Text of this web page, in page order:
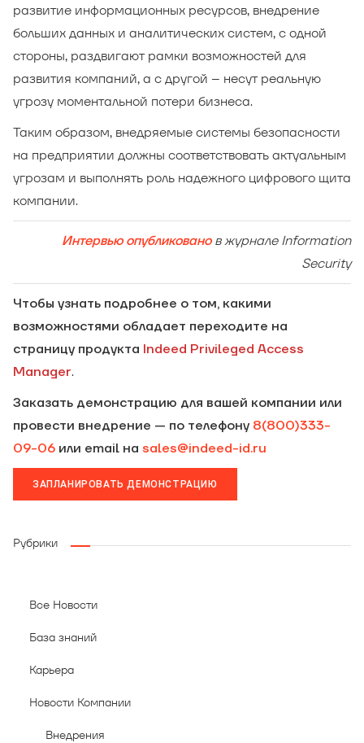
развитие информационных ресурсов, внедрение
больших данных и аналитических систем, с одной
стороны, раздвигают рамки возможностей для
развития компаний, а с другой – несут реальную
угрозу моментальной потери бизнеса.
Таким образом, внедряемые системы безопасности
на предприятии должны соответствовать актуальным
угрозам и выполнять роль надежного цифрового щита
компании.
Интервью опубликовано в журнале Information
Security
Чтобы узнать подробнее о том, какими
возможностями обладает переходите на
страницу продукта Indeed Privileged Access
Manager.
Заказать демонстрацию для вашей компании или
провести внедрение — по телефону 8(800)333-
09-06 или email на sales@indeed-id.ru
ЗАПЛАНИРОВАТЬ ДЕМОНСТРАЦИЮ
Рубрики
Все Новости
База знаний
Карьера
Новости Компании
Внедрения